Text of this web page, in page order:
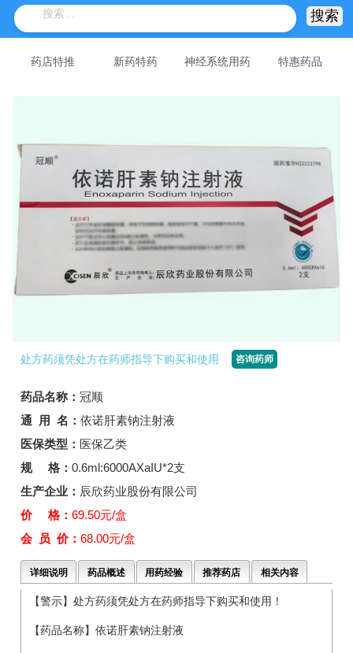
药店特推 新药特药 神经系统用药 特惠药品
处方药须凭处方在药师指导下购买和使用 咨询药师
药品名称： 冠顺
通 用 名： 依诺肝素钠注射液
医保类型： 医保乙类
规 格： 0.6ml:6000AXaIU*2支
生产企业： 辰欣药业股份有限公司
价 格： 69.50元/盒
会 员 价： 68.00元/盒
详细说明 药品概述 用药经验 推荐药店 相关内容
【警示】处方药须凭处方在药师指导下购买和使用！
【药品名称】依诺肝素钠注射液